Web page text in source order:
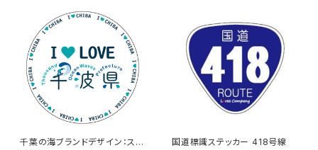
千葉の海ブランドデザイン：ステ
国道標識ステッカー 418号線